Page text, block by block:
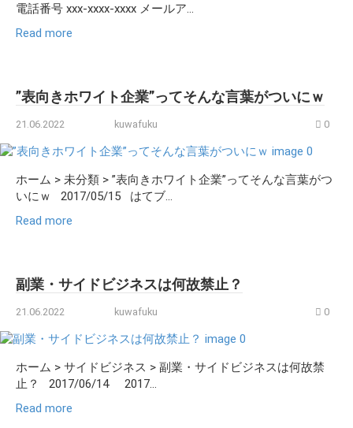
電話番号 xxx-xxxx-xxxx メールア...
Read more
”表向きホワイト企業”ってそんな言葉がついにｗ
21.06.2022 kuwafuku 0
ホーム > 未分類 > ”表向きホワイト企業”ってそんな言葉がつ
いにｗ 2017/05/15 はてブ...
Read more
副業・サイドビジネスは何故禁止？
21.06.2022 kuwafuku 0
ホーム > サイドビジネス > 副業・サイドビジネスは何故禁
止？ 2017/06/14 2017...
Read more